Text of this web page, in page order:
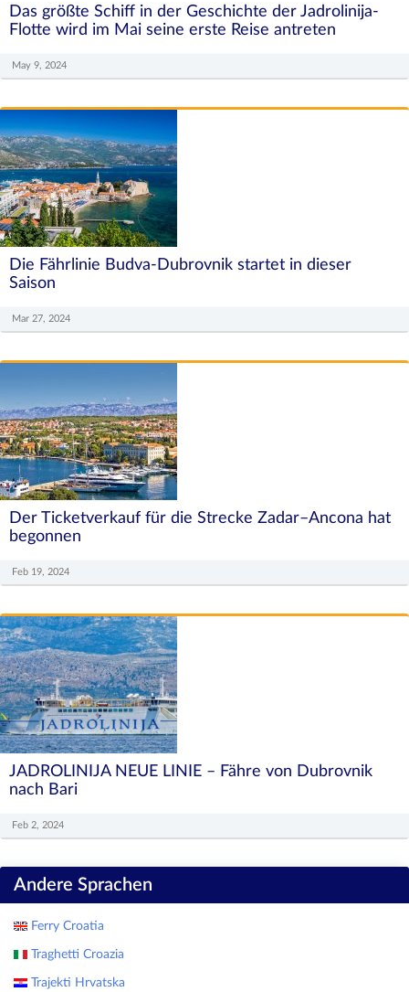
Das größte Schiff in der Geschichte der Jadrolinija-
Flotte wird im Mai seine erste Reise antreten
May 9, 2024
Die Fährlinie Budva-Dubrovnik startet in dieser
Saison
Mar 27, 2024
Der Ticketverkauf für die Strecke Zadar–Ancona hat
begonnen
Feb 19, 2024
JADROLINIJA NEUE LINIE – Fähre von Dubrovnik
nach Bari
Feb 2, 2024
Andere Sprachen
Ferry Croatia
Traghetti Croazia
Trajekti Hrvatska